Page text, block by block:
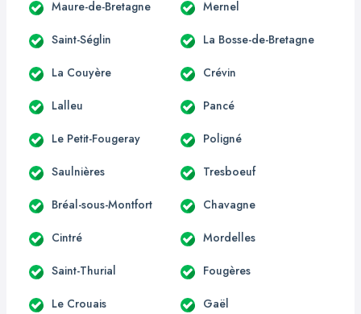
Maure-de-Bretagne Mernel
Saint-Séglin La Bosse-de-Bretagne
La Couyère Crévin
Lalleu Pancé
Le Petit-Fougeray Poligné
Saulnières Tresboeuf
Bréal-sous-Montfort Chavagne
Cintré Mordelles
Saint-Thurial Fougères
Le Crouais Gaël